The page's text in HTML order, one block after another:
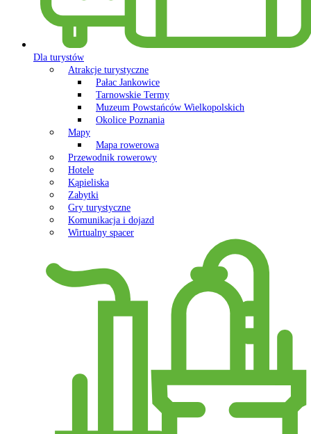
Dla turystów
Atrakcje turystyczne
Pałac Jankowice
Tarnowskie Termy
Muzeum Powstańców Wielkopolskich
Okolice Poznania
Mapy
Mapa rowerowa
Przewodnik rowerowy
Hotele
Kąpieliska
Zabytki
Gry turystyczne
Komunikacja i dojazd
Wirtualny spacer